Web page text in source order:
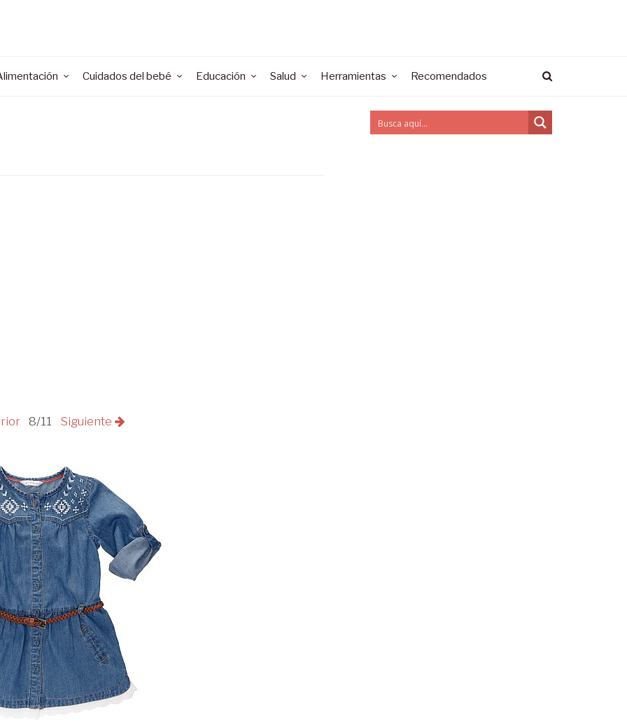
Cuidados del bebé Educación Salud Herramientas Recomendados
8/11 Siguiente